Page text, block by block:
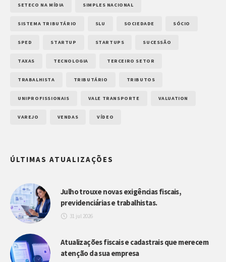
SETECO NA MÍDIA SIMPLES NACIONAL
SISTEMA TRIBUTÁRIO SLU SOCIEDADE SÓCIO
SPED STARTUP STARTUPS SUCESSÃO
TAXAS TECNOLOGIA TERCEIRO SETOR
TRABALHISTA TRIBUTÁRIO TRIBUTOS
UNIPROFISSIONAIS VALE TRANSPORTE VALUATION
VAREJO VENDAS VÍDEO
ÚLTIMAS ATUALIZAÇÕES
Julho trouxe novas exigências fiscais,
previdenciárias e trabalhistas.
31 jul 2026
Atualizações fiscais e cadastrais que merecem
atenção da sua empresa